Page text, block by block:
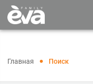
Главная Поиск